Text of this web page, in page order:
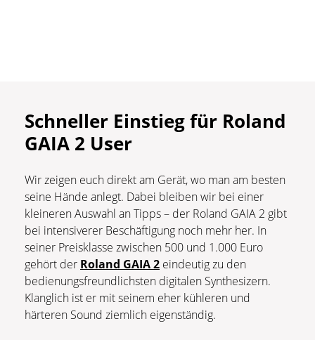
Schneller Einstieg für Roland
GAIA 2 User
Wir zeigen euch direkt am Gerät, wo man am besten
seine Hände anlegt. Dabei bleiben wir bei einer
kleineren Auswahl an Tipps – der Roland GAIA 2 gibt
bei intensiverer Beschäftigung noch mehr her. In
seiner Preisklasse zwischen 500 und 1.000 Euro
gehört der Roland GAIA 2 eindeutig zu den
bedienungsfreundlichsten digitalen Synthesizern.
Klanglich ist er mit seinem eher kühleren und
härteren Sound ziemlich eigenständig.